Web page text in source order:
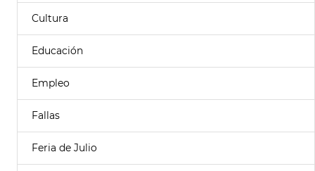
Cultura
Educación
Empleo
Fallas
Feria de Julio